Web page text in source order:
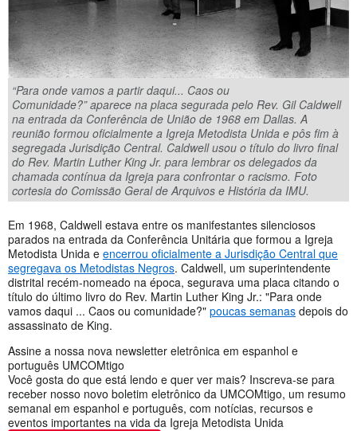
“Para onde vamos a partir daqui... Caos ou
Comunidade?” aparece na placa segurada pelo Rev. Gil Caldwell
na entrada da Conferência de União de 1968 em Dallas. A
reunião formou oficialmente a Igreja Metodista Unida e pôs fim à
segregada Jurisdição Central. Caldwell usou o título do livro final
do Rev. Martin Luther King Jr. para lembrar os delegados da
chamada contínua da Igreja para confrontar o racismo. Foto
cortesia do Comissão Geral de Arquivos e História da IMU.
Em 1968, Caldwell estava entre os manifestantes silenciosos
parados na entrada da Conferência Unitária que formou a Igreja
Metodista Unida e encerrou oficialmente a Jurisdição Central que
segregava os Metodistas Negros. Caldwell, um superintendente
distrital recém-nomeado na época, segurava uma placa citando o
título do último livro do Rev. Martin Luther King Jr.: "Para onde
vamos daqui ... Caos ou comunidade?" poucas semanas depois do
assassinato de King.
Assine a nossa nova newsletter eletrônica em espanhol e
português UMCOMtigo
Você gosta do que está lendo e quer ver mais? Inscreva-se para
receber nosso novo boletim eletrônico da UMCOMtigo, um resumo
semanal em espanhol e português, com notícias, recursos e
eventos importantes na vida da Igreja Metodista Unida